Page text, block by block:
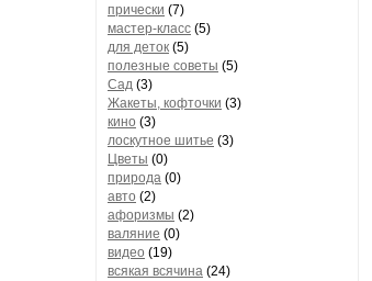
прически (7)
мастер-класс (5)
для деток (5)
полезные советы (5)
Сад (3)
Жакеты, кофточки (3)
кино (3)
лоскутное шитье (3)
Цветы (0)
природа (0)
авто (2)
афоризмы (2)
валяние (0)
видео (19)
всякая всячина (24)